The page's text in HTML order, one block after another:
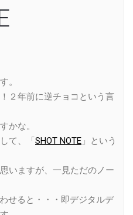
。
２年前に逆チョコという言
かな。
て、「SHOT NOTE 」という
いますが、一見ただのノー
せると・・・即デジタルデ